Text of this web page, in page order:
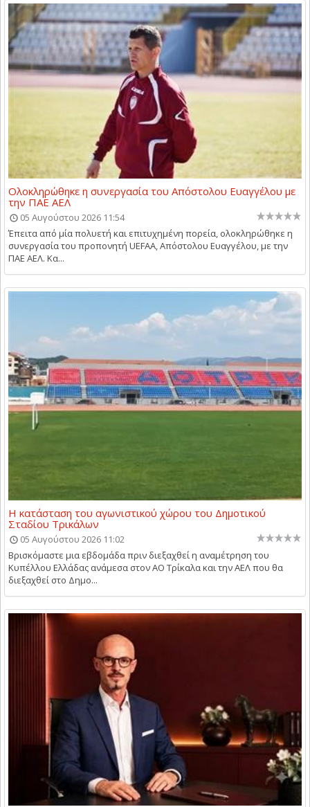
Ολοκληρώθηκε η συνεργασία του Απόστολου Ευαγγέλου με
την ΠΑΕ ΑΕΛ
05 Αυγούστου 2026 11:54
Έπειτα από μία πολυετή και επιτυχημένη πορεία, ολοκληρώθηκε η
συνεργασία του προπονητή UEFAA, Απόστολου Ευαγγέλου, με την
ΠΑΕ ΑΕΛ. Κα...
Η κατάσταση του αγωνιστικού χώρου του Δημοτικού
Σταδίου Τρικάλων
05 Αυγούστου 2026 11:02
Βρισκόμαστε μια εβδομάδα πριν διεξαχθεί η αναμέτρηση του
Κυπέλλου Ελλάδας ανάμεσα στον ΑΟ Τρίκαλα και την ΑΕΛ που θα
διεξαχθεί στο Δημο...